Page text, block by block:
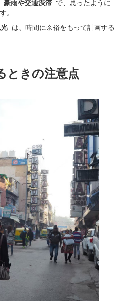
豪雨や交通渋滞 で、思ったように
。
は、時間に余裕をもって計画する
ときの注意点